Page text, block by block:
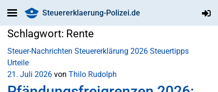
Steuererklaerung-Polizei.de
Schlagwort: Rente
Steuer-Nachrichten Steuererklärung 2026 Steuertipps
Urteile
21. Juli 2026 von Thilo Rudolph